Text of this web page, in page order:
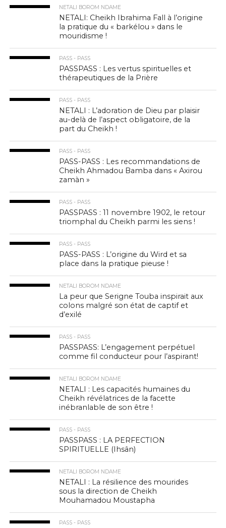
NETALI BOROM NDAME
NETALI: Cheikh Ibrahima Fall à l’origine
la pratique du « barkélou » dans le
mouridisme !
PASS - PASS
PASSPASS : Les vertus spirituelles et
thérapeutiques de la Prière
PASS - PASS
NETALI : L’adoration de Dieu par plaisir
au-delà de l’aspect obligatoire, de la
part du Cheikh !
PASS - PASS
PASS-PASS : Les recommandations de
Cheikh Ahmadou Bamba dans « Axirou
zamàn »
PASS - PASS
PASSPASS : 11 novembre 1902, le retour
triomphal du Cheikh parmi les siens !
PASS - PASS
PASS-PASS : L’origine du Wird et sa
place dans la pratique pieuse !
NETALI BOROM NDAME
La peur que Serigne Touba inspirait aux
colons malgré son état de captif et
d’exilé
PASS - PASS
PASSPASS: L’engagement perpétuel
comme fil conducteur pour l’aspirant!
NETALI BOROM NDAME
NETALI : Les capacités humaines du
Cheikh révélatrices de la facette
inébranlable de son être !
PASS - PASS
PASSPASS : LA PERFECTION
SPIRITUELLE (Ihsân)
NETALI BOROM NDAME
NETALI : La résilience des mourides
sous la direction de Cheikh
Mouhamadou Moustapha
PASS - PASS